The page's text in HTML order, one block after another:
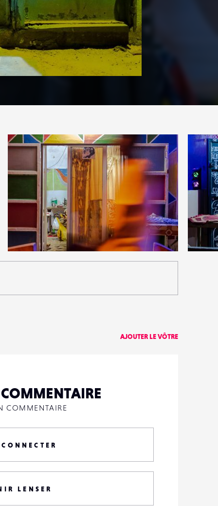
0
18
1
AJOUTER LE VÔTRE
COMMENTAIRE
LENSER